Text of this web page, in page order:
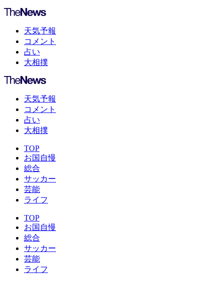
天気予報
コメント
占い
大相撲
天気予報
コメント
占い
大相撲
TOP
お国自慢
総合
サッカー
芸能
ライフ
TOP
お国自慢
総合
サッカー
芸能
ライフ